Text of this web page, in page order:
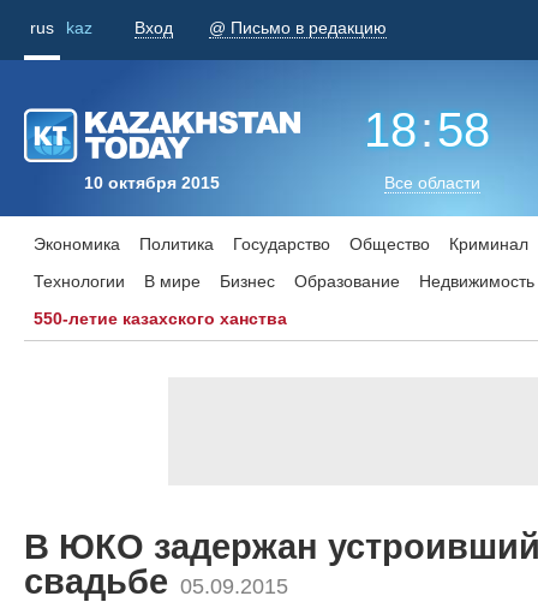
rus kaz Вход @ Письмо в редакцию
10 октября 2015
18:58
Все области
Экономика Политика Государство Общество
Криминал
Технологии
В мире Бизнес Образование
Недвижимость
550-летие казахского ханства
В ЮКО задержан
свадьбе 05.09.2015